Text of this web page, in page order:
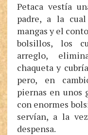
Petaca vestía
padre, a la
mangas y el
bolsillos, los
arreglo,
chaqueta y
pero, en
piernas en unos
con enormes
servían, a la
despensa.